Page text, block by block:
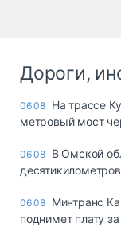
Дороги,
06.08 На трассе
метровый мост
06.08 В Омской
06.08 Минтранс
поднимет плату